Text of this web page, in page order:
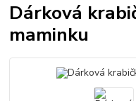
Dárková
maminku